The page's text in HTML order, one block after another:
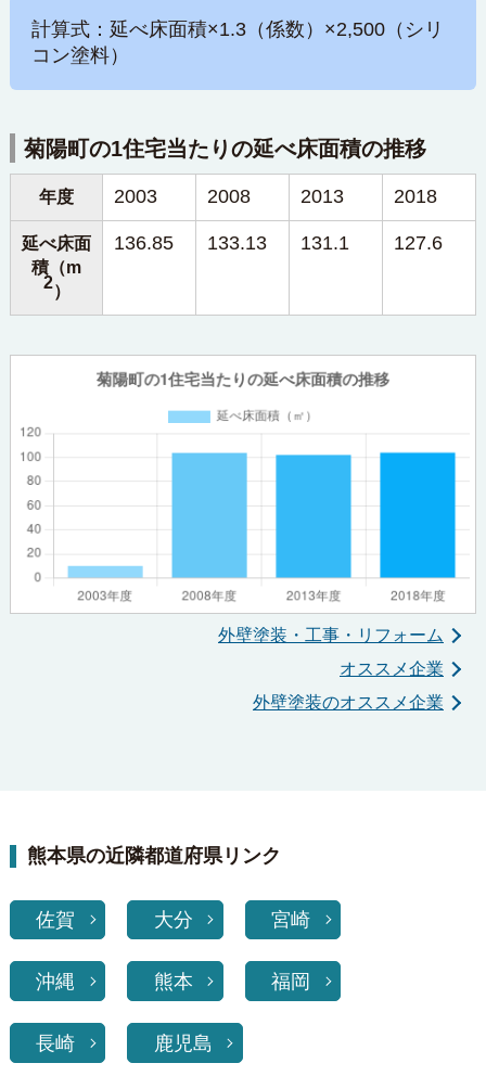
計算式：延べ床面積×1.3（係数）×2,500（シリ
コン塗料）
菊陽町の1住宅当たりの延べ床面積の推移
年度 2003 2008 2013 2018
延べ床面
積（m
2）
136.85 133.13 131.1 127.6
外壁塗装・工事・リフォーム
オススメ企業
外壁塗装のオススメ企業
熊本県の近隣都道府県リンク
佐賀 大分 宮崎
沖縄 熊本 福岡
長崎 鹿児島